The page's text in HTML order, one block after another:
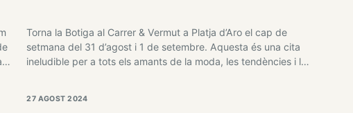
Torna la Botiga al Carrer & Vermut a Platja d’Aro el cap de
setmana del 31 d’agost i 1 de setembre. Aquesta és una cita
ineludible per a tots els amants de la moda, les tendències i les
27 AGOST 2024